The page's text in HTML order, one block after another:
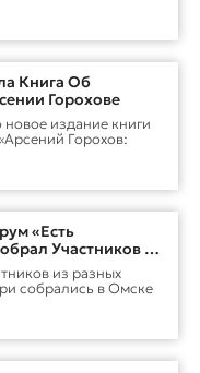
Книга Об
Горохове
издание книги
Горохов:
«Есть
Участников Со
Омскеиз разных
собрались в Омске